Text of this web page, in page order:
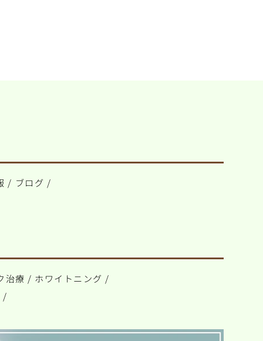
/ ブログ /
治療 / ホワイトニング /
/